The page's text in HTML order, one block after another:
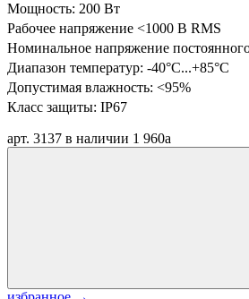
Мощность: 200 Вт
Рабочее напряжение <1000 В RMS
Номинальное напряжение
Диапазон температур: -40°C...+85°C
Допустимая влажность: <95%
Класс защиты: IP67
арт. 3137 в наличии 1 960a